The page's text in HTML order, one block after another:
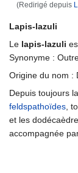
(Redirigé depuis
Lapis-lazuli
Le lapis-lazuli
Synonyme :
Origine du nom :
Depuis toujours la
feldspathoïdes ,
et les
accompagnée